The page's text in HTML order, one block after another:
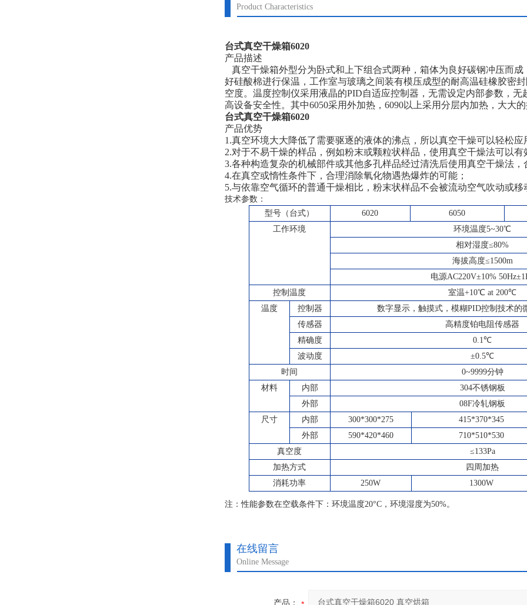
Product Characteristics
台式真空干燥箱6020
产品描述
真空干燥箱外型分为卧式和上下组合式两种，箱体为良好碳钢冲压而
好硅酸棉进行保温，工作室与玻璃之间装有模压成型的耐高温硅橡胶密
空度。温度控制仪采用液晶的PID自适应控制器，无需设定内部参数，
高设备安全性。其中6050采用外加热，6090以上采用分层内加热，大大
台式真空干燥箱6020
产品优势
1.真空环境大大降低了需要驱逐的液体的沸点，所以真空干燥可以轻松应
2.对于不易干燥的样品，例如粉末或颗粒状样品，使用真空干燥法可以有
3.各种构造复杂的机械部件或其他多孔样品经过清洗后使用真空干燥法，
4.在真空或惰性条件下，合理消除氧化物遇热爆炸的可能；
5.与依靠空气循环的普通干燥相比，粉末状样品不会被流动空气吹动或移
技术参数：
型号（台式）
6020 6050
工作环境
环境温度5~30℃
相对湿度≤80%
海拔高度≤1500m
电源AC220V±10%
控制温度
室温+10℃ at 200℃
温度
控制器
数字显示，触摸式，模糊PID控制技术的
传感器
高精度铂电阻传感器
精确度
0.1℃
波动度
±0.5℃
时间
0~9999分钟
材料
内部
304不锈钢板
外部
08F冷轧钢板
尺寸
内部 300*300*275 415*370*345
外部
590*420*460 710*510*530
真空度
≤133Pa
加热方式
四周加热
消耗功率
250W 1300W
注：性能参数在空载条件下：环境温度20°C，环境湿度为50%。
在线留言
Online Message
产品：